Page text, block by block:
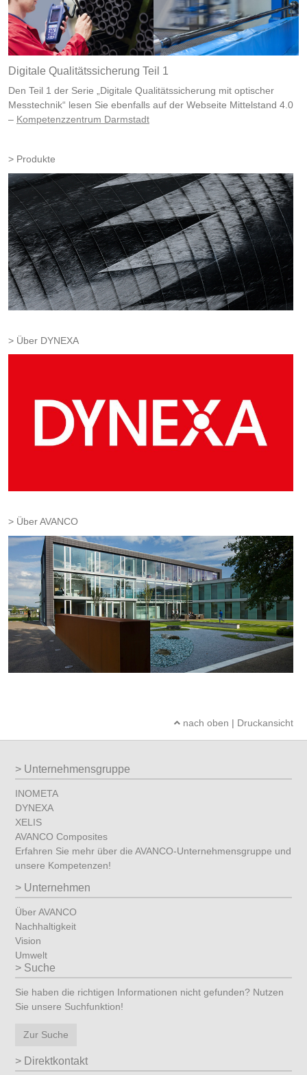
Digitale Qualitätssicherung Teil 1
Den Teil 1 der Serie „Digitale Qualitätssicherung mit optischer
Messtechnik“ lesen Sie ebenfalls auf der Webseite Mittelstand 4.0
– Kompetenzzentrum Darmstadt
Produkte
Über DYNEXA
Über AVANCO
nach oben | Druckansicht
Unternehmensgruppe
INOMETA
DYNEXA
XELIS
AVANCO Composites
Erfahren Sie mehr über die AVANCO-Unternehmensgruppe und
unsere Kompetenzen!
Unternehmen
Über AVANCO
Nachhaltigkeit
Vision
Umwelt
Suche
Sie haben die richtigen Informationen nicht gefunden? Nutzen
Sie unsere Suchfunktion!
Zur Suche
Direktkontakt